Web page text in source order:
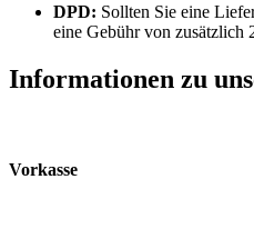
DPD: Sollten Sie eine
eine Gebühr von zusätzlich
Informationen zu
Vorkasse